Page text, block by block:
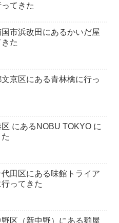
てきた
市浜改田にあるかいだ屋
た
京区にある青林檎に行っ
にあるNOBU TOKYO に
田区にある味館トライア
ってきた
区（新中野）にある麺屋